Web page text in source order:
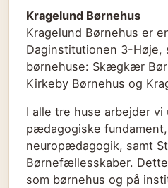
Kragelund Børnehus
Kragelund Børnehus er
Daginstitutionen 3-Høje,
børnehuse: Skægkær
Kirkeby Børnehus og
I alle tre huse arbejder vi
pædagogiske
neuropædagogik, samt
Børnefællesskaber.
som børnehus og på